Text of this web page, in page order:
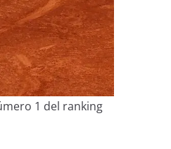
1 del ranking